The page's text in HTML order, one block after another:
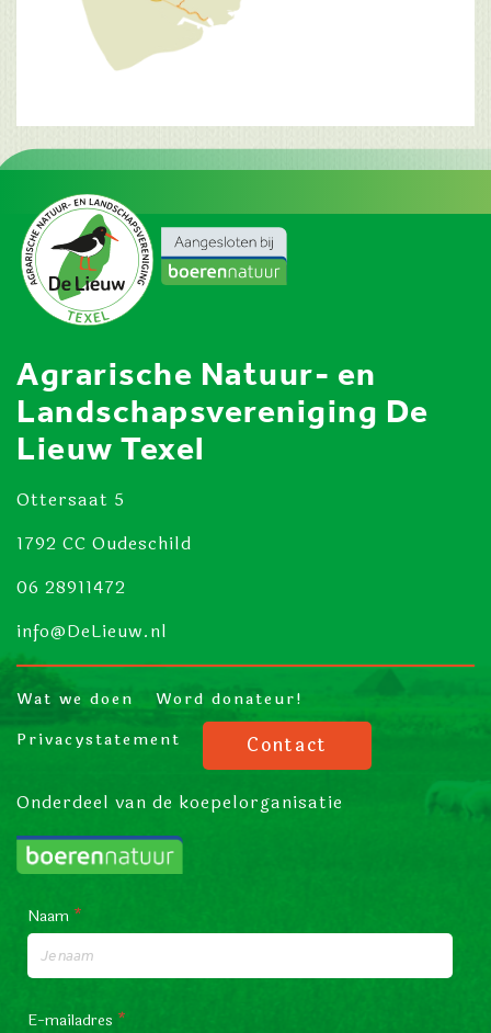
Agrarische Natuur- en
Landschapsvereniging De
Lieuw Texel
Ottersaat 5
1792 CC Oudeschild
06 28911472
info@DeLieuw.nl
Wat we doen
Word donateur!
Privacystatement
Contact
Onderdeel van de koepelorganisatie
Naam *
E-mailadres *